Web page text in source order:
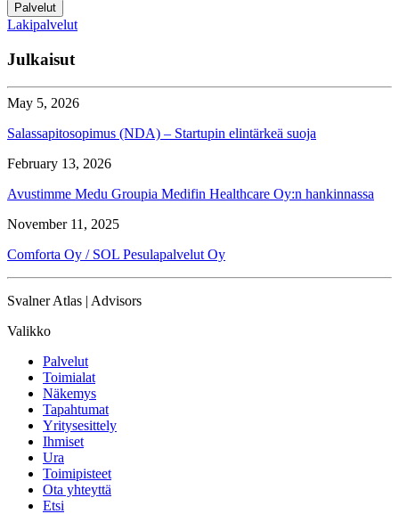
Palvelut
Lakipalvelut
Julkaisut
May 5, 2026
Salassapitosopimus (NDA) – Startupin elintärkeä suoja
February 13, 2026
Avustimme Medu Groupia Medifin Healthcare Oy:n hankinnassa
November 11, 2025
Comforta Oy / SOL Pesulapalvelut Oy
Svalner Atlas | Advisors
Valikko
Palvelut
Toimialat
Näkemys
Tapahtumat
Yritysesittely
Ihmiset
Ura
Toimipisteet
Ota yhteyttä
Etsi